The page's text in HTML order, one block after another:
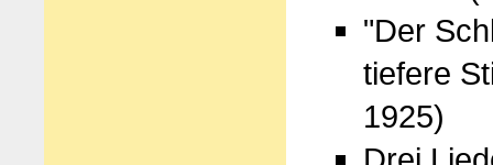
"Der
tiefere
1925)